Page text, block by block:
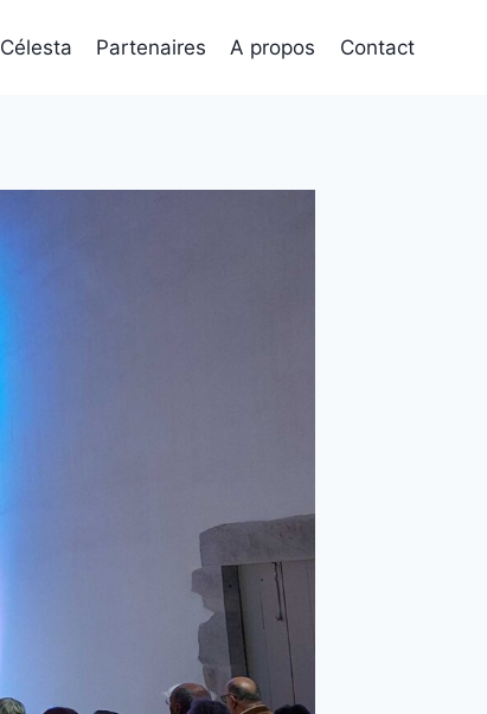
Célesta Partenaires A propos Contact